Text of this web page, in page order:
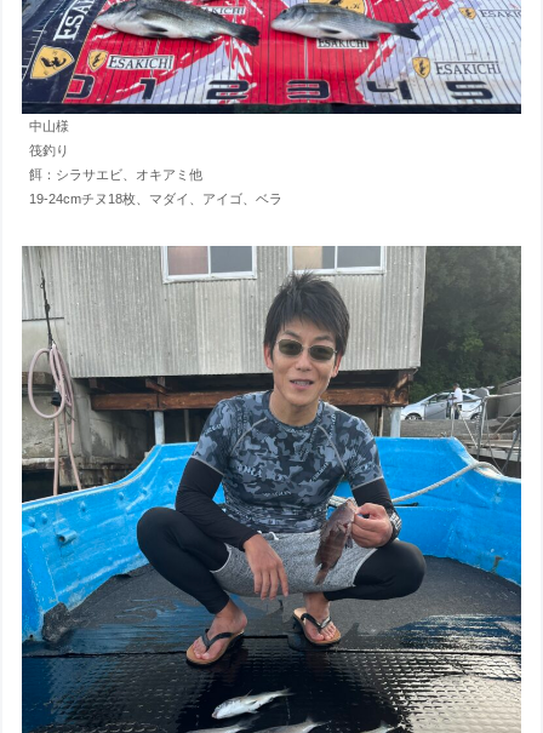
中山様
筏釣り
餌：シラサエビ、オキアミ他
19-24cmチヌ18枚、マダイ、アイゴ、ベラ